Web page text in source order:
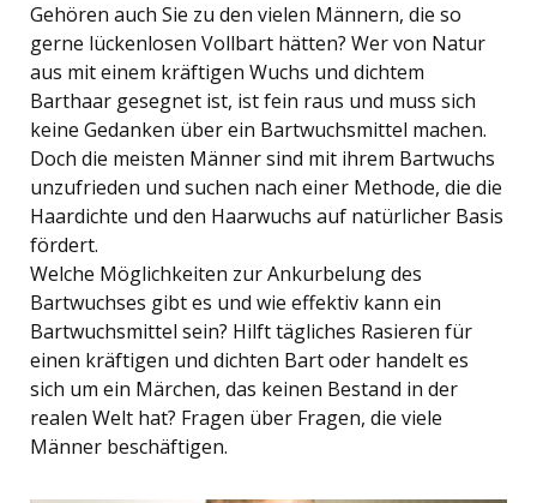
Gehören auch Sie zu den vielen Männern, die so
gerne lückenlosen Vollbart hätten? Wer von Natur
aus mit einem kräftigen Wuchs und dichtem
Barthaar gesegnet ist, ist fein raus und muss sich
keine Gedanken über ein Bartwuchsmittel machen.
Doch die meisten Männer sind mit ihrem Bartwuchs
unzufrieden und suchen nach einer Methode, die die
Haardichte und den Haarwuchs auf natürlicher Basis
fördert.
Welche Möglichkeiten zur Ankurbelung des
Bartwuchses gibt es und wie effektiv kann ein
Bartwuchsmittel sein? Hilft tägliches Rasieren für
einen kräftigen und dichten Bart oder handelt es
sich um ein Märchen, das keinen Bestand in der
realen Welt hat? Fragen über Fragen, die viele
Männer beschäftigen.